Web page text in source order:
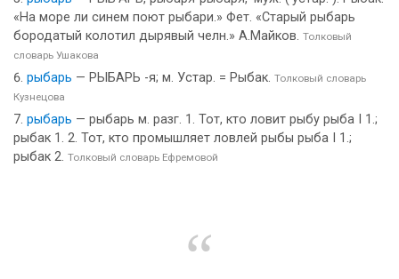
«На море ли синем поют рыбари.» Фет. «Старый рыбарь
бородатый колотил дырявый челн.» А.Майков. Толковый
словарь Ушакова
рыбарь — РЫБАРЬ -я; м. Устар. = Рыбак. Толковый словарь
Кузнецова
рыбарь — рыбарь м. разг. 1. Тот, кто ловит рыбу рыба I 1.;
рыбак 1. 2. Тот, кто промышляет ловлей рыбы рыба I 1.;
рыбак 2. Толковый словарь Ефремовой